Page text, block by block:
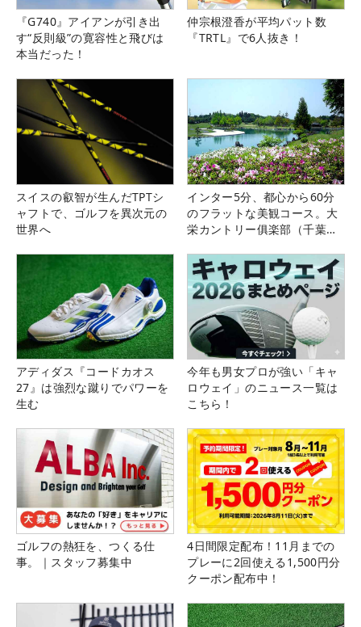
『G740』アイアンが引き出
す“反則級”の寛容性と飛びは
本当だった！
仲宗根澄香が平均パット数
『TRTL』で6人抜き！
スイスの叡智が生んだTPTシ
ャフトで、ゴルフを異次元の
世界へ
インター5分、都心から60分
のフラットな美観コース。大
栄カントリー俱楽部（千葉
アディダス『コードカオス
27』は強烈な蹴りでパワーを
生む
今年も男女プロが強い「キャ
ロウェイ」のニュース一覧は
こちら！
ゴルフの熱狂を、つくる仕
事。｜スタッフ募集中
4日間限定配布！11月までの
プレーに2回使える1,500円分
クーポン配布中！